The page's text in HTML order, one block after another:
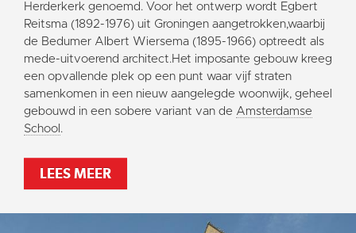
Algemeen
Historie
Omgeving
Activiteiten
Steun ons
Contact
Vaktaal
Herderkerk genoemd. Voor het ontwerp wordt Egbert
Reitsma (1892-1976) uit Groningen aangetrokken,waarbij
de Bedumer Albert Wiersema (1895-1966) optreedt als
mede-uitvoerend architect.Het imposante gebouw kreeg
een opvallende plek op een punt waar vijf straten
samenkomen in een nieuw aangelegde woonwijk, geheel
gebouwd in een sobere variant van de Amsterdamse
School .
LEES MEER